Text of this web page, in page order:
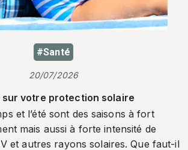
#Santé
20/07/2026
sur votre protection solaire
et l’été sont des saisons à fort
mais aussi à forte intensité de
et autres rayons solaires. Que faut-il